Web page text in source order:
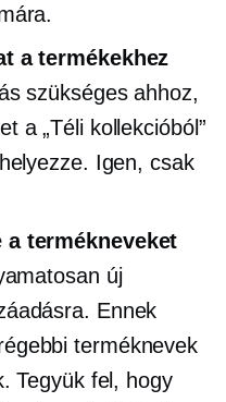
a termékekhez
szükséges ahhoz,
a „Téli kollekcióból”
Igen, csak
a termékneveket
új
Ennek
terméknevek
Tegyük fel, hogy